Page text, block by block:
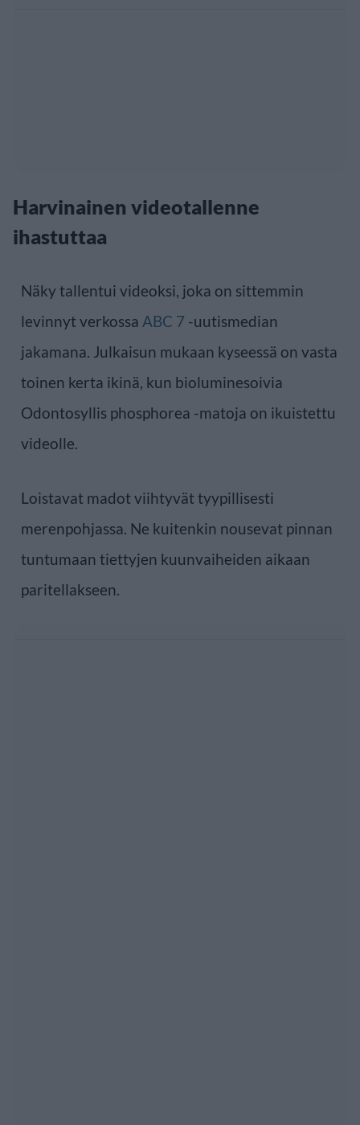
Harvinainen videotallenne
ihastuttaa
Näky tallentui videoksi, joka on sittemmin
levinnyt verkossa ABC 7 -uutismedian
jakamana. Julkaisun mukaan kyseessä on vasta
toinen kerta ikinä, kun bioluminesoivia
Odontosyllis phosphorea -matoja on ikuistettu
videolle.
Loistavat madot viihtyvät tyypillisesti
merenpohjassa. Ne kuitenkin nousevat pinnan
tuntumaan tiettyjen kuunvaiheiden aikaan
paritellakseen.